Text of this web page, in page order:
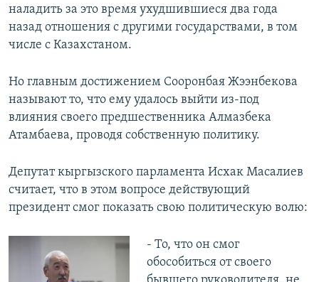
наладить за это время ухудшившиеся два года
назад отношения с другими государствами, в том
числе с Казахстаном.
Но главным достижением Сооронбая Жээнбекова
называют то, что ему удалось выйти из-под
влияния своего предшественника Алмазбека
Атамбаева, проводя собственную политику.
Депутат кыргызского парламента Исхак Масалиев
считает, что в этом вопросе действующий
президент смог показать свою политическую волю:
- То, что он смог
обособиться от своего